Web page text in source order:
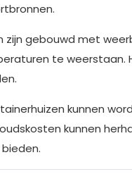
zijn gebouwd met
te weerstaan.
kunnen
kunnen